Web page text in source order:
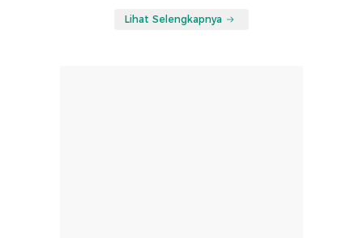
Lihat Selengkapnya